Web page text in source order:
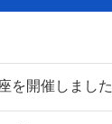
を開催しました